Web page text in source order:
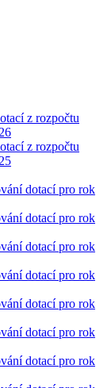
z rozpočtu
z rozpočtu
dotací pro rok
dotací pro rok
dotací pro rok
dotací pro rok
dotací pro rok
dotací pro rok
dotací pro rok